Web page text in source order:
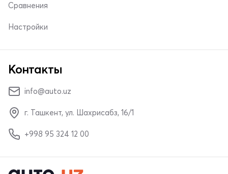
Сравнения
Настройки
Контакты
info@auto.uz
г. Ташкент, ул. Шахрисабз, 16/1
+998 95 324 12 00